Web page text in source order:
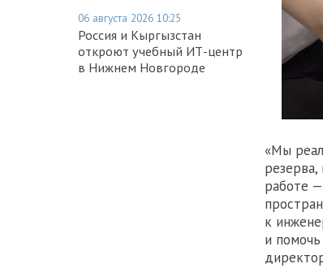
06 августа 2026 10:25
Россия и Кыргызстан
откроют учебный ИТ-центр
в Нижнем Новгороде
«Мы
работе
к
и